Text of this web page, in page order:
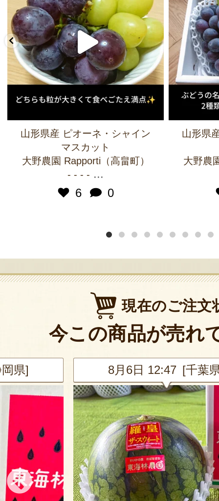
山形県産 ピオーネ・シャイン
マスカット
大野農園 Rapporti（高畠町）
- - - - ...
6
0
山形県
大野農
現在のご注文
今この商品が売れ
県] 8月6日 12:47 [千葉